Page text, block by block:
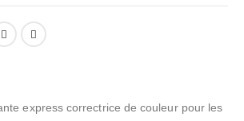
express correctrice de couleur pour les